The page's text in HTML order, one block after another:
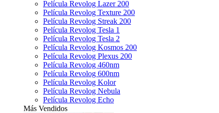
Película Revolog Lazer 200
Película Revolog Texture 200
Película Revolog Streak 200
Película Revolog Tesla 1
Película Revolog Tesla 2
Película Revolog Kosmos 200
Película Revolog Plexus 200
Película Revolog 460nm
Película Revolog 600nm
Película Revolog Kolor
Película Revolog Nebula
Película Revolog Echo
Más Vendidos